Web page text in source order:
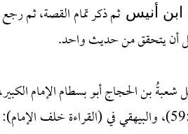
ابن أنيس ثم ذكر تمام القصة، ثم
أن يتحقق من حديث واحد.
الحديث ص:59)، والبيهقي في (القراءة